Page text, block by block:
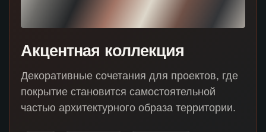
Акцентная коллекция
Декоративные сочетания для проектов, где
покрытие становится самостоятельной
частью архитектурного образа территории.